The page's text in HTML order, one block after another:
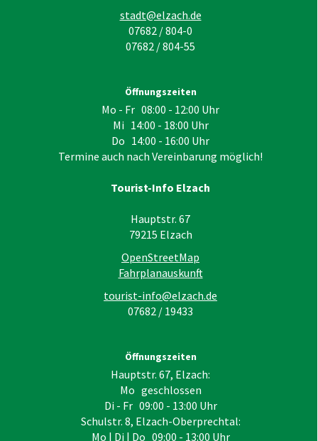
stadt@elzach.de
07682 / 804-0
07682 / 804-55
Öffnungszeiten
Mo - Fr 08:00 - 12:00 Uhr
Mi 14:00 - 18:00 Uhr
Do 14:00 - 16:00 Uhr
Termine auch nach Vereinbarung möglich!
Tourist-Info Elzach
Hauptstr. 67
79215 Elzach
OpenStreetMap
Fahrplanauskunft
tourist-info@elzach.de
07682 / 19433
Öffnungszeiten
Hauptstr. 67, Elzach:
Mo geschlossen
Di - Fr 09:00 - 13:00 Uhr
Schulstr. 8, Elzach-Oberprechtal:
Mo | Di | Do 09:00 - 13:00 Uhr